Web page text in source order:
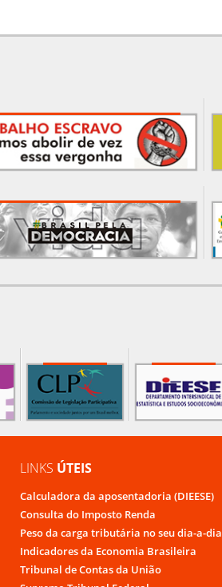
LINKS ÚTEIS
Calculadora da aposentadoria (DIEESE)
Consulta do Imposto Renda
Peso da carga tributária no seu dia-a-dia
Indicadores da Economia Brasileira
Tribunal de Contas da União